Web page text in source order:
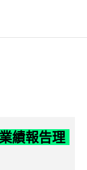
績報告理